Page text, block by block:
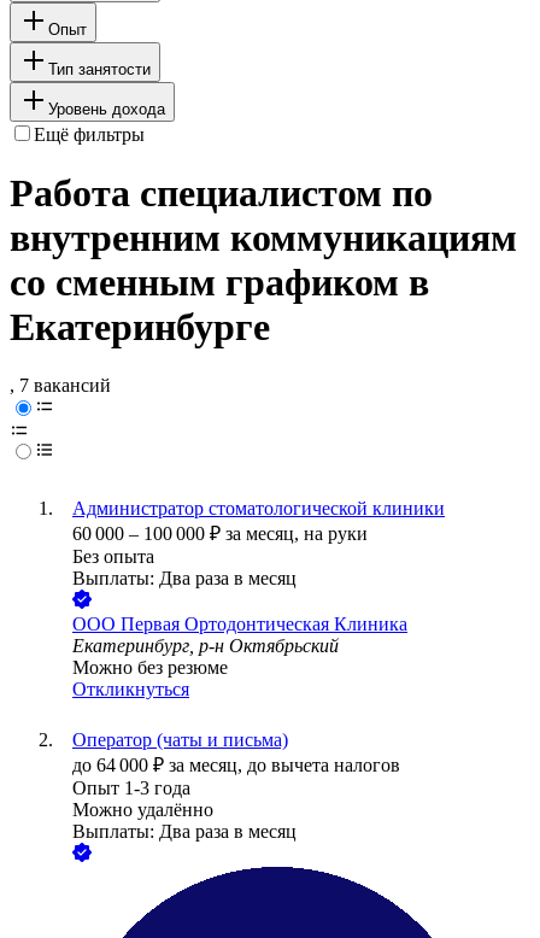
Опыт
Тип занятости
Уровень дохода
Ещё фильтры
Работа специалистом по
внутренним коммуникациям
со сменным графиком в
Екатеринбурге
, 7 вакансий
Администратор стоматологической клиники
60 000 – 100 000 ₽ за месяц, на руки
Без опыта
Выплаты: Два раза в месяц
ООО Первая Ортодонтическая Клиника
Екатеринбург, р-н Октябрьский
Можно без резюме
Откликнуться
Оператор (чаты и письма)
до 64 000 ₽ за месяц, до вычета налогов
Опыт 1-3 года
Можно удалённо
Выплаты: Два раза в месяц